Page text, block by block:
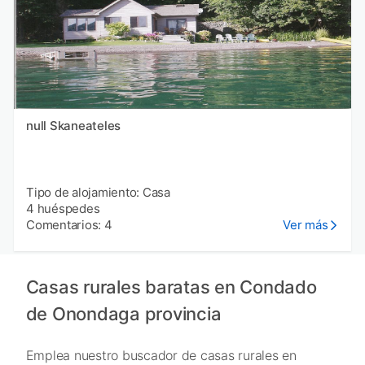
null Skaneateles
Tipo de alojamiento: Casa
4 huéspedes
Comentarios: 4
Ver más
Casas rurales baratas en Condado
de Onondaga provincia
Emplea nuestro buscador de casas rurales en